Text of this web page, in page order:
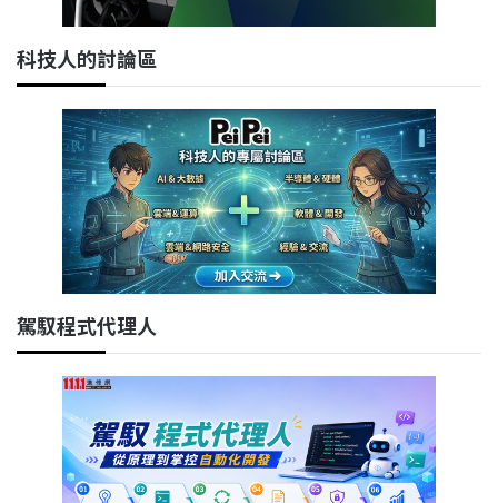
科技人的討論區
駕馭程式代理人